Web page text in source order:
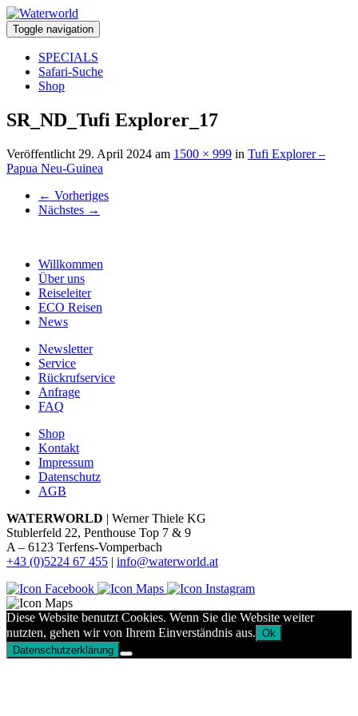
Toggle navigation
SPECIALS
Safari-Suche
Shop
SR_ND_Tufi Explorer_17
Veröffentlicht 29. April 2024 am 1500 × 999 in Tufi Explorer –
Papua Neu-Guinea
← Vorheriges
Nächstes →
Willkommen
Über uns
Reiseleiter
ECO Reisen
News
Newsletter
Service
Rückrufservice
Anfrage
FAQ
Shop
Kontakt
Impressum
Datenschutz
AGB
WATERWORLD | Werner Thiele KG
Stublerfeld 22, Penthouse Top 7 & 9
A – 6123 Terfens-Vomperbach
+43 (0)5224 67 455 | info@waterworld.at
Diese Website benutzt Cookies. Wenn Sie die Website weiter
nutzten, gehen wir von Ihrem Einverständnis aus. Ok
Datenschutzerklärung